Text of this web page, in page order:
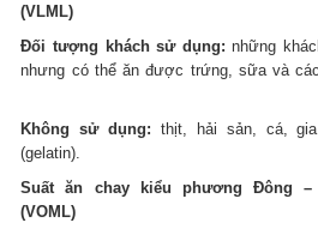
(VLML)
Đối tượng khách sử dụng: những
nhưng có thể ăn được trứng, sữa và
Không sử dụng: thịt, hải sản, cá,
(gelatin).
Suất ăn chay kiểu phương Đông –
(VOML)